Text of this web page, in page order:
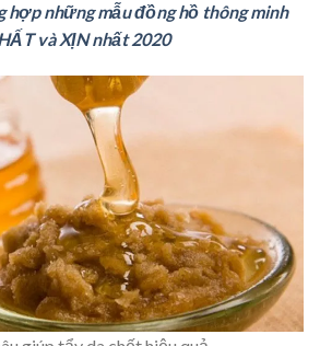
hợp những mẫu đồng hồ thông minh
và XỊN nhất 2020